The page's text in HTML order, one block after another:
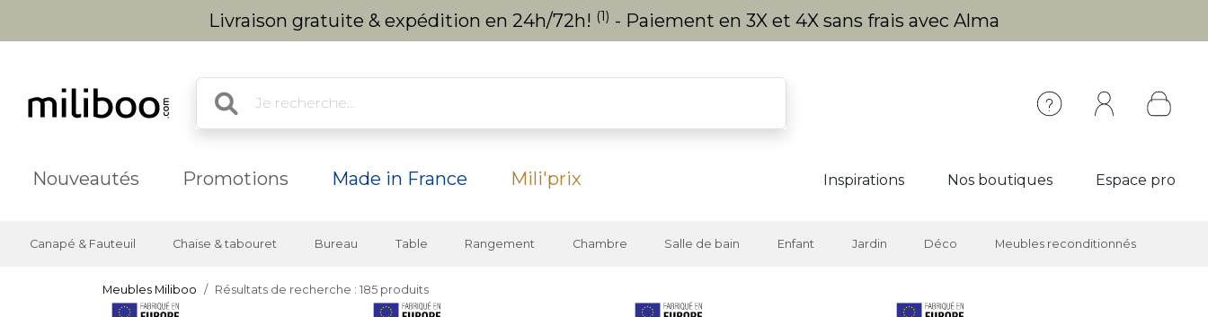
Livraison gratuite & expédition en 24h/72h! (1) - Paiement en 3X et 4X sans frais avec Alma
Nouveautés Promotions Made in France Mili'prix Inspirations Nos boutiques Espace pro
Canapé & Fauteuil Chaise & tabouret Bureau Table Rangement Chambre Salle de bain Enfant Jardin Déco Meubles reconditionnés
Meubles Miliboo Résultats de recherche : 185 produits